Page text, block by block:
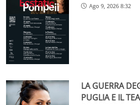
Ago 9, 2026 8:32
LA GUERRA
PUGLIA E IL